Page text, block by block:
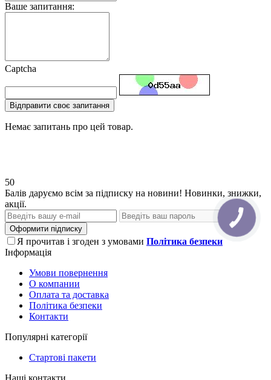
Ваше запитання:
Captcha
Відправити своє запитання
Немає запитань про цей товар.
50
Балів даруємо всім за підписку на новини! Новинки, знижки,
акції.
Оформити підписку
Я прочитав і згоден з умовами Політика безпеки
Інформація
Умови повернення
О компании
Оплата та доставка
Політика безпеки
Контакти
Популярні категорії
Стартові пакети
Наші контакти